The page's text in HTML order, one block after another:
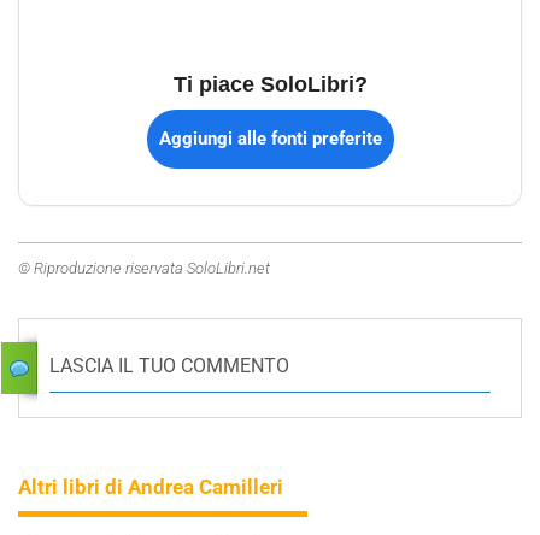
Ti piace SoloLibri?
Aggiungi alle fonti preferite
© Riproduzione riservata SoloLibri.net
LASCIA IL TUO COMMENTO
Altri libri di Andrea Camilleri